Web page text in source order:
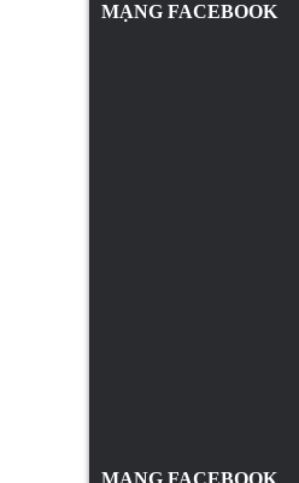
MẠNG FACEBOOK